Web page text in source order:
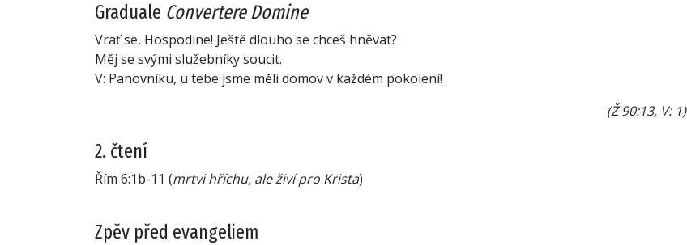
Graduale Convertere Domine
Vrať se, Hospodine! Ještě dlouho se chceš hněvat?
Měj se svými služebníky soucit.
V: Panovníku, u tebe jsme měli domov v každém pokolení!
(Ž 90:13, V: 1)
2. čtení
Řím 6:1b-11 (mrtvi hříchu, ale živí pro Krista)
Zpěv před evangeliem